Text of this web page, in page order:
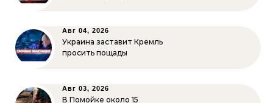
Авг 04, 2026
Украина заставит Кремль
просить пощады
Авг 03, 2026
В Помойке около 15